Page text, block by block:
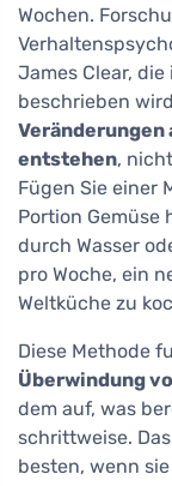
Wochen.
James Clear,
beschrieben
entstehen,
Fügen Sie einer
Portion Gemüse
durch Wasser
pro Woche, ein
Weltküche zu
Diese Methode
Überwindung
dem auf, was
schrittweise.
besten, wenn